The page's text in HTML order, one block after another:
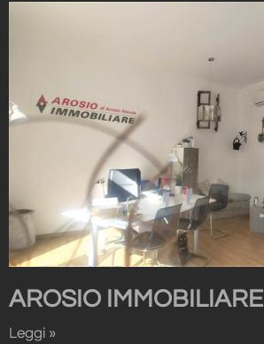
AROSIO IMMOBILIARE
Leggi »